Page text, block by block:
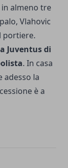
almeno tre
Vlahovic
portiere.
Juventus di
. In casa
adesso la
è a